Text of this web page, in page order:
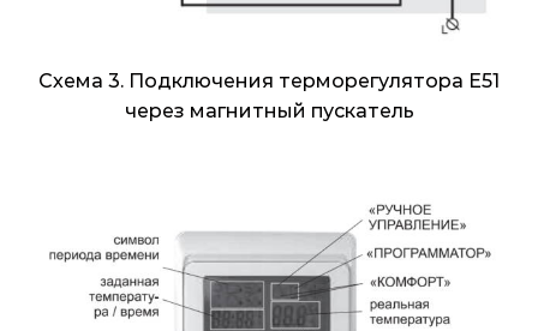
Схема 3. Подключения терморегулятора Е51
через магнитный пускатель